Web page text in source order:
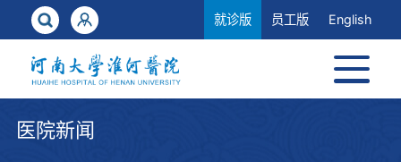
就诊版 员工版 English
医院新闻